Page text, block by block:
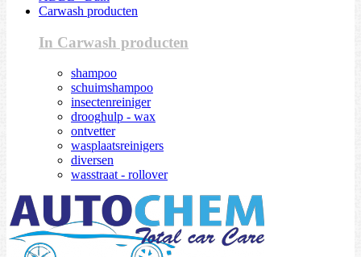
Carwash producten
In Carwash producten
shampoo
schuimshampoo
insectenreiniger
drooghulp - wax
ontvetter
wasplaatsreinigers
diversen
wasstraat - rollover